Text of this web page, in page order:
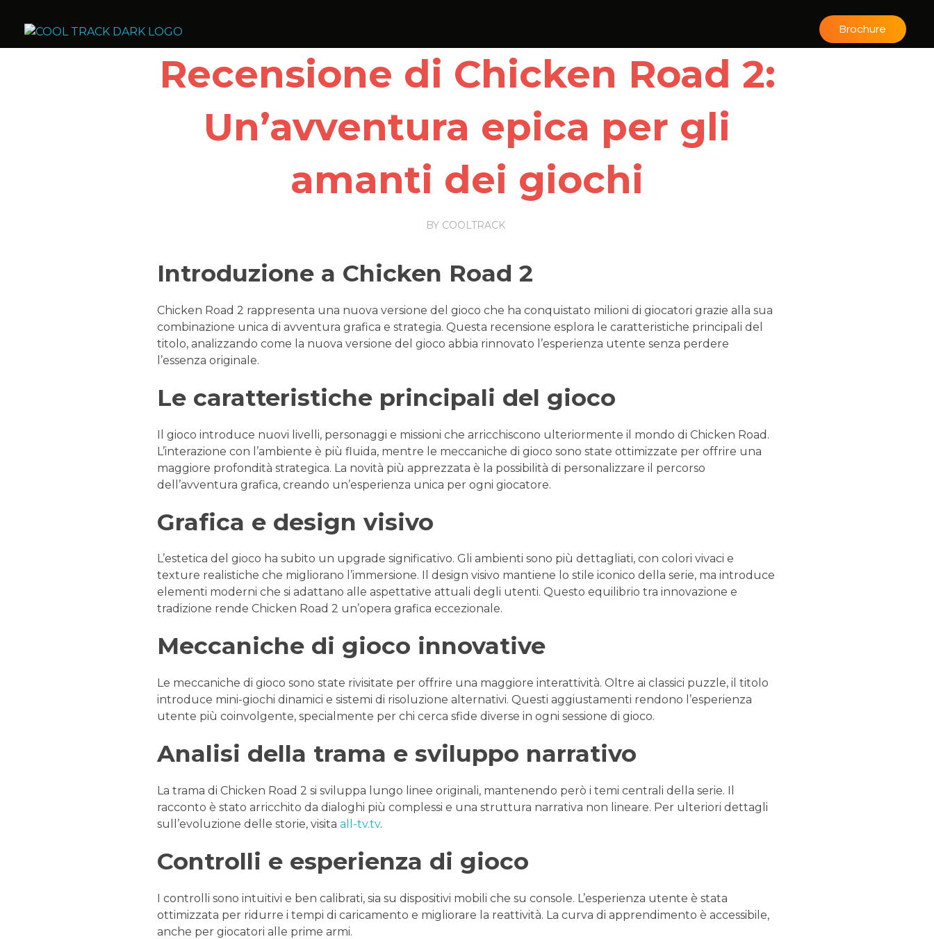
Cool Track Air Condition Trading LLC
Perfect Track of Comfort & Cool
Brochure
Recensione di Chicken Road 2:
Un’avventura epica per gli
amanti dei giochi
BY COOLTRACK
Introduzione a Chicken Road 2
Chicken Road 2 rappresenta una nuova versione del gioco che ha conquistato milioni di giocatori grazie alla sua
combinazione unica di avventura grafica e strategia. Questa recensione esplora le caratteristiche principali del
titolo, analizzando come la nuova versione del gioco abbia rinnovato l’esperienza utente senza perdere
l’essenza originale.
Le caratteristiche principali del gioco
Il gioco introduce nuovi livelli, personaggi e missioni che arricchiscono ulteriormente il mondo di Chicken Road.
L’interazione con l’ambiente è più fluida, mentre le meccaniche di gioco sono state ottimizzate per offrire una
maggiore profondità strategica. La novità più apprezzata è la possibilità di personalizzare il percorso
dell’avventura grafica, creando un’esperienza unica per ogni giocatore.
Grafica e design visivo
L’estetica del gioco ha subito un upgrade significativo. Gli ambienti sono più dettagliati, con colori vivaci e
texture realistiche che migliorano l’immersione. Il design visivo mantiene lo stile iconico della serie, ma introduce
elementi moderni che si adattano alle aspettative attuali degli utenti. Questo equilibrio tra innovazione e
tradizione rende Chicken Road 2 un’opera grafica eccezionale.
Meccaniche di gioco innovative
Le meccaniche di gioco sono state rivisitate per offrire una maggiore interattività. Oltre ai classici puzzle, il titolo
introduce mini-giochi dinamici e sistemi di risoluzione alternativi. Questi aggiustamenti rendono l’esperienza
utente più coinvolgente, specialmente per chi cerca sfide diverse in ogni sessione di gioco.
Analisi della trama e sviluppo narrativo
La trama di Chicken Road 2 si sviluppa lungo linee originali, mantenendo però i temi centrali della serie. Il
racconto è stato arricchito da dialoghi più complessi e una struttura narrativa non lineare. Per ulteriori dettagli
sull’evoluzione delle storie, visitaall-tv.tv.
Controlli e esperienza di gioco
I controlli sono intuitivi e ben calibrati, sia su dispositivi mobili che su console. L’esperienza utente è stata
ottimizzata per ridurre i tempi di caricamento e migliorare la reattività. La curva di apprendimento è accessibile,
anche per giocatori alle prime armi.